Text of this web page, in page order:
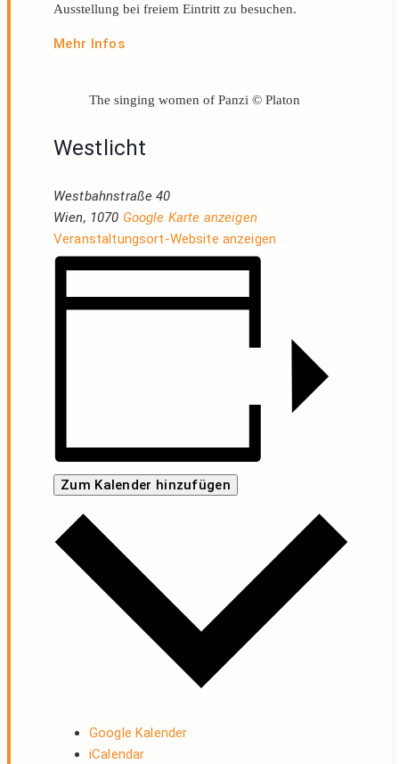
Ausstellung bei freiem Eintritt zu besuchen.
Mehr Infos
The singing women of Panzi © Platon
Westlicht
Westbahnstraße 40
Wien, 1070 Google Karte anzeigen
Veranstaltungsort-Website anzeigen
Zum Kalender hinzufügen
Google Kalender
iCalendar